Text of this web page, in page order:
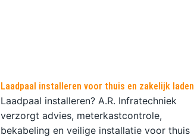
Laadpaal installeren voor thuis en zakelijk laden
Laadpaal installeren? A.R. Infratechniek
verzorgt advies, meterkastcontrole,
bekabeling en veilige installatie voor thuis